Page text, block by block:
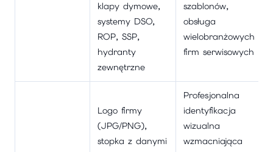
klapy dymowe,
systemy DSO,
ROP, SSP,
hydranty
zewnętrzne
szablonów,
obsługa
wielobranżowych
firm serwisowych
Logo firmy
(JPG/PNG),
stopka z danymi
Profesjonalna
identyfikacja
wizualna
wzmacniająca